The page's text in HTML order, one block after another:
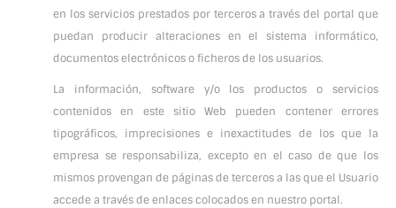
en los servicios prestados por terceros a través del portal que
puedan producir alteraciones en el sistema informático,
documentos electrónicos o ficheros de los usuarios.
La información, software y/o los productos o servicios
contenidos en este sitio Web pueden contener errores
tipográficos, imprecisiones e inexactitudes de los que la
empresa se responsabiliza, excepto en el caso de que los
mismos provengan de páginas de terceros a las que el Usuario
accede a través de enlaces colocados en nuestro portal.